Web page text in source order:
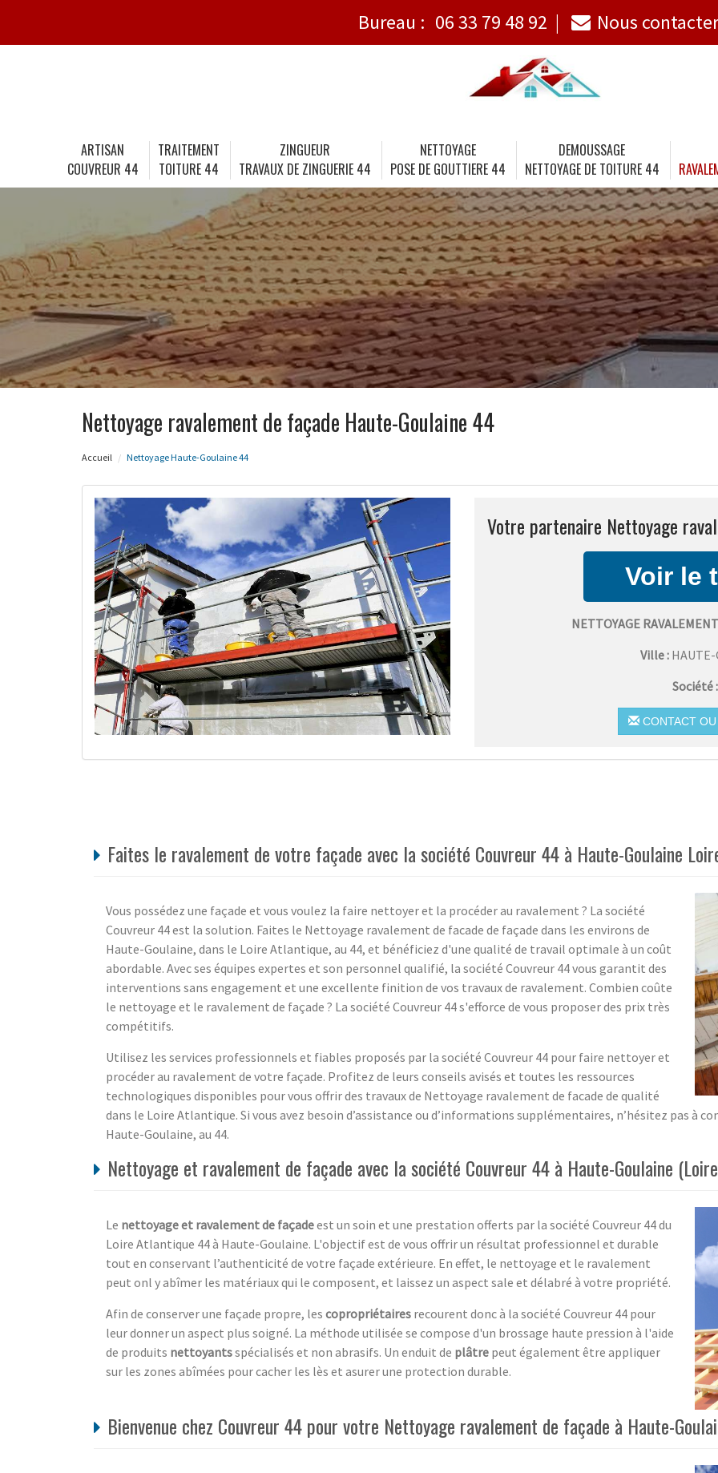
Bureau : 06 33 79 48 92 Nous contacter
ARTISAN
COUVREUR 44
TRAITEMENT
TOITURE 44
ZINGUEUR
TRAVAUX DE ZINGUERIE 44
NETTOYAGE
POSE DE GOUTTIERE 44
DEMOUSSAGE
NETTOYAGE DE TOITURE 44
Nettoyage ravalement de façade Haute-Goulaine 44
Accueil Nettoyage Haute-Goulaine 44
Votre partenaire Nettoyage
NETTOYAGE
Ville :
Société
CONTACT OU
Faites le ravalement de votre façade avec la société Couvreur 44 à Haute-Goulaine
Vous possédez une façade et vous voulez la faire nettoyer et la procéder au ravalement ? La société
Couvreur 44 est la solution. Faites le Nettoyage ravalement de facade de façade dans les environs de
Haute-Goulaine, dans le Loire Atlantique, au 44, et bénéficiez d'une qualité de travail optimale à un coût
abordable. Avec ses équipes expertes et son personnel qualifié, la société Couvreur 44 vous garantit des
interventions sans engagement et une excellente finition de vos travaux de ravalement. Combien coûte
le nettoyage et le ravalement de façade ? La société Couvreur 44 s'efforce de vous proposer des prix très
compétitifs.
Utilisez les services professionnels et fiables proposés par la société Couvreur 44 pour faire nettoyer et
procéder au ravalement de votre façade. Profitez de leurs conseils avisés et toutes les ressources
technologiques disponibles pour vous offrir des travaux de Nettoyage ravalement de facade de qualité
dans le Loire Atlantique. Si vous avez besoin d’assistance ou d’informations supplémentaires, n’hésitez pas à
Haute-Goulaine, au 44.
Nettoyage et ravalement de façade avec la société Couvreur 44 à Haute-Goulaine
Le nettoyage et ravalement de façadeest un soin et une prestation offerts par la société Couvreur 44 du
Loire Atlantique 44 à Haute-Goulaine. L'objectif est de vous offrir un résultat professionnel et durable
tout en conservant l’authenticité de votre façade extérieure. En effet, le nettoyage et le ravalement
peut onl y abîmer les matériaux qui le composent, et laissez un aspect sale et délabré à votre propriété.
Afin de conserver une façade propre, les copropriétaires recourent donc à la société Couvreur 44 pour
leur donner un aspect plus soigné. La méthode utilisée se compose d'un brossage haute pression à l'aide
de produits nettoyantsspécialisés et non abrasifs. Un enduit de plâtre peut également être appliquer
sur les zones abîmées pour cacher les lès et asurer une protection durable.
Bienvenue chez Couvreur 44 pour votre Nettoyage ravalement de façade à Haute-